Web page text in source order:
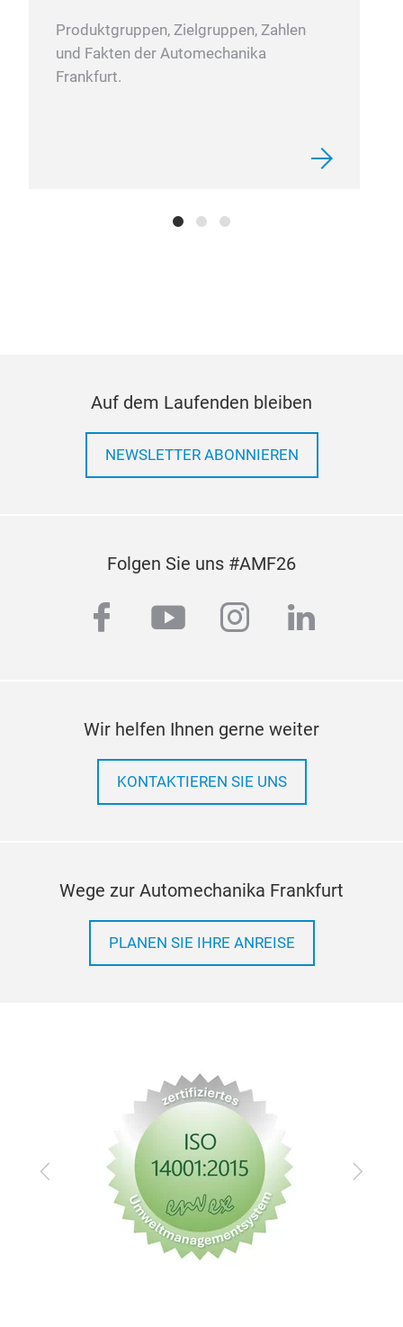
Produktgruppen, Zielgruppen, Zahlen
und Fakten der Automechanika
Frankfurt.
Auf dem Laufenden bleiben
NEWSLETTER ABONNIEREN
Folgen Sie uns #AMF26
facebook
youtubeinstagram
linkedin
Wir helfen Ihnen gerne weiter
KONTAKTIEREN SIE UNS
Wege zur Automechanika Frankfurt
PLANEN SIE IHRE ANREISE
Zurück Vor